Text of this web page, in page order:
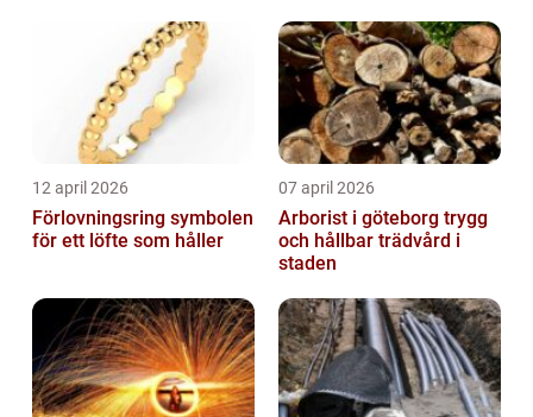
12 april 2026
Förlovningsring symbolen
för ett löfte som håller
07 april 2026
Arborist i göteborg trygg
och hållbar trädvård i
staden